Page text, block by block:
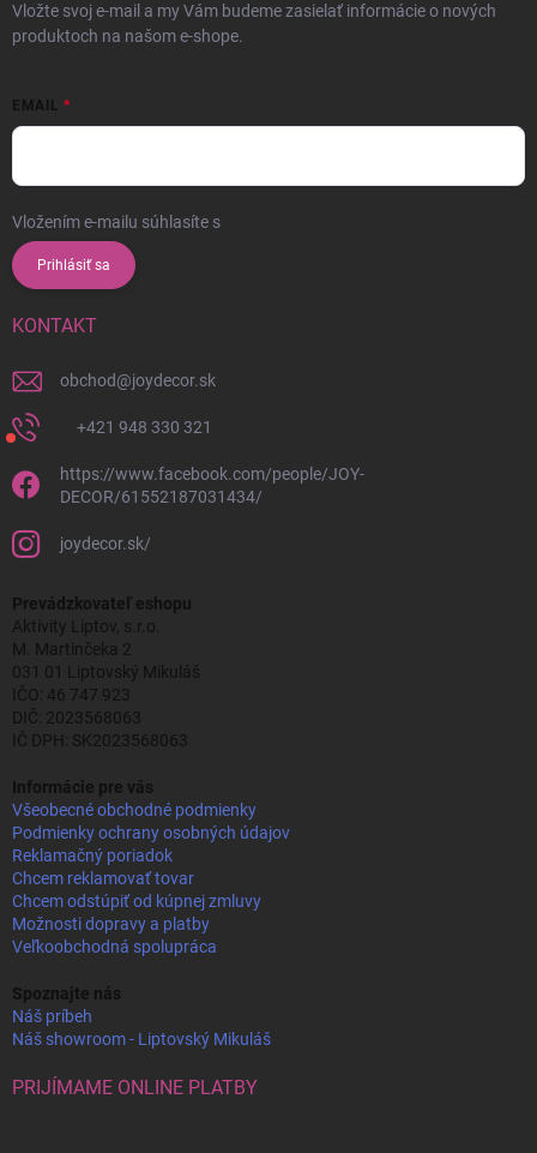
Vložte svoj e-mail a my Vám budeme zasielať informácie o nových
produktoch na našom e-shope.
EMAIL
Vložením e-mailu súhlasíte s
Prihlásiť sa
KONTAKT
obchod@joydecor.sk
+421 948 330 321
https://www.facebook.com/people/JOY-
DECOR/61552187031434/
joydecor.sk/
Prevádzkovateľ eshopu
Aktivity Liptov, s.r.o.
M. Martinčeka 2
031 01 Liptovský Mikuláš
IČO: 46 747 923
DIČ: 2023568063
IČ DPH: SK2023568063
Informácie pre vás
Všeobecné obchodné podmienky
Podmienky ochrany osobných údajov
Reklamačný poriadok
Chcem reklamovať tovar
Chcem odstúpiť od kúpnej zmluvy
Možnosti dopravy a platby
Veľkoobchodná spolupráca
Spoznajte nás
Náš príbeh
Náš showroom - Liptovský Mikuláš
PRIJÍMAME ONLINE PLATBY